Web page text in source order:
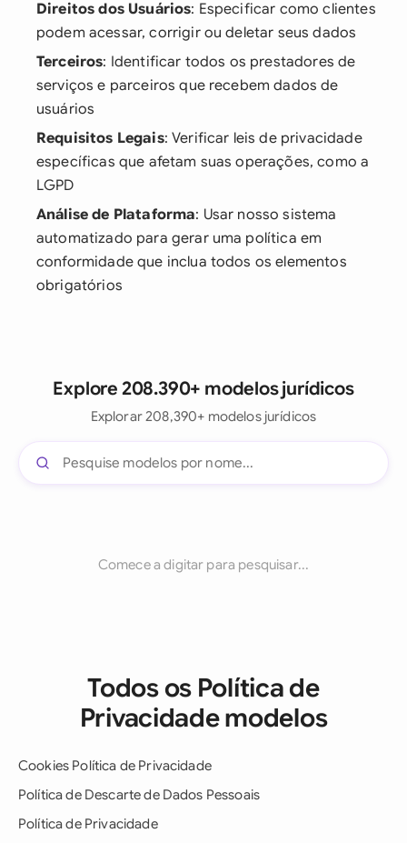
Direitos dos Usuários: Especificar como clientes
podem acessar, corrigir ou deletar seus dados
Terceiros: Identificar todos os prestadores de
serviços e parceiros que recebem dados de
usuários
Requisitos Legais: Verificar leis de privacidade
específicas que afetam suas operações, como a
LGPD
Análise de Plataforma: Usar nosso sistema
automatizado para gerar uma política em
conformidade que inclua todos os elementos
obrigatórios
Explore 208.390+ modelos jurídicos
Explorar 208,390+ modelos jurídicos
Comece a digitar para pesquisar...
Todos os Política de
Privacidade modelos
Cookies Política de Privacidade
Política de Descarte de Dados Pessoais
Política de Privacidade